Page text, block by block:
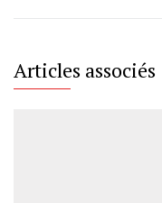
Articles associés